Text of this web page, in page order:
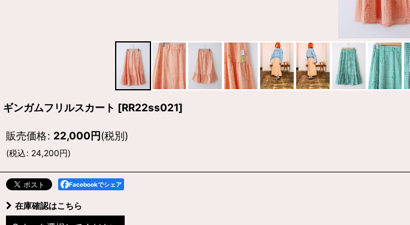
ギンガムフリルスカート [RR22ss021]
販売価格: 22,000円(税別)
(税込: 24,200円)
Facebookでシェア
在庫確認はこちら